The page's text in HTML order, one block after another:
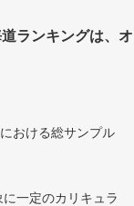
ランキングは、
おける総サンプル
一定のカリキュラ